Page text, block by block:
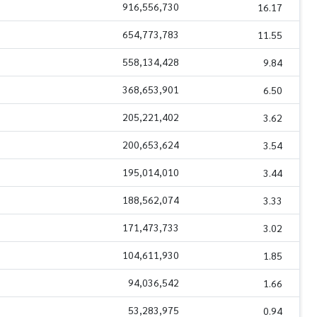
916,556,730 16.17
654,773,783 11.55
558,134,428 9.84
368,653,901 6.50
205,221,402 3.62
200,653,624 3.54
195,014,010 3.44
188,562,074 3.33
171,473,733 3.02
104,611,930 1.85
94,036,542 1.66
53,283,975 0.94